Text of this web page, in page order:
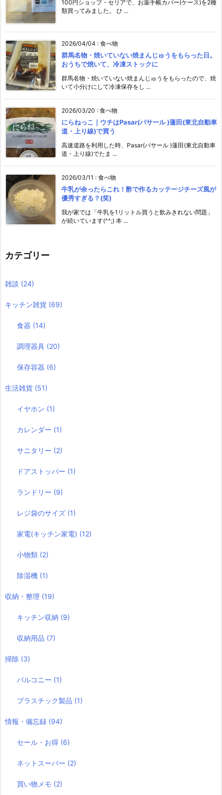
100円ショップ・セリアで、お薬手帳カバー(ケース)を2種
類買ってみました。 ひ ...
2026/04/04 : 食べ物
群馬名物・焼いていない焼まんじゅうをもらった日。
おうちで焼いて、冷凍ストックに
群馬名物・焼いていない焼まんじゅうをもらったので、焼
いて小分けにして冷凍保存をし ...
2026/03/20 : 食べ物
にらねっこ｜ウチはPasar(パサール )蓮田(東北自動車
道・上り線)で買う
高速道路を利用した時、Pasar(パサール )蓮田(東北自動車
道・上り線)でたま ...
2026/03/11 : 食べ物
牛乳が余ったらこれ！酢で作るカッテージチーズ風が
優秀すぎる？(笑)
我が家では「牛乳を1リットル買うと飲みきれない問題」
が続いています(^^;) 本 ...
カテゴリー
雑談 (24)
キッチン雑貨 (69)
食器 (14)
調理器具 (20)
保存容器 (6)
生活雑貨 (51)
イヤホン (1)
カレンダー (1)
サニタリー (2)
ドアストッパー (1)
ランドリー (9)
レジ袋のサイズ (1)
家電(キッチン家電) (12)
小物類 (2)
除湿機 (1)
収納・整理 (19)
キッチン収納 (9)
収納用品 (7)
掃除 (3)
バルコニー (1)
プラスチック製品 (1)
情報・備忘録 (94)
セール・お得 (6)
ネットスーパー (2)
買い物メモ (2)